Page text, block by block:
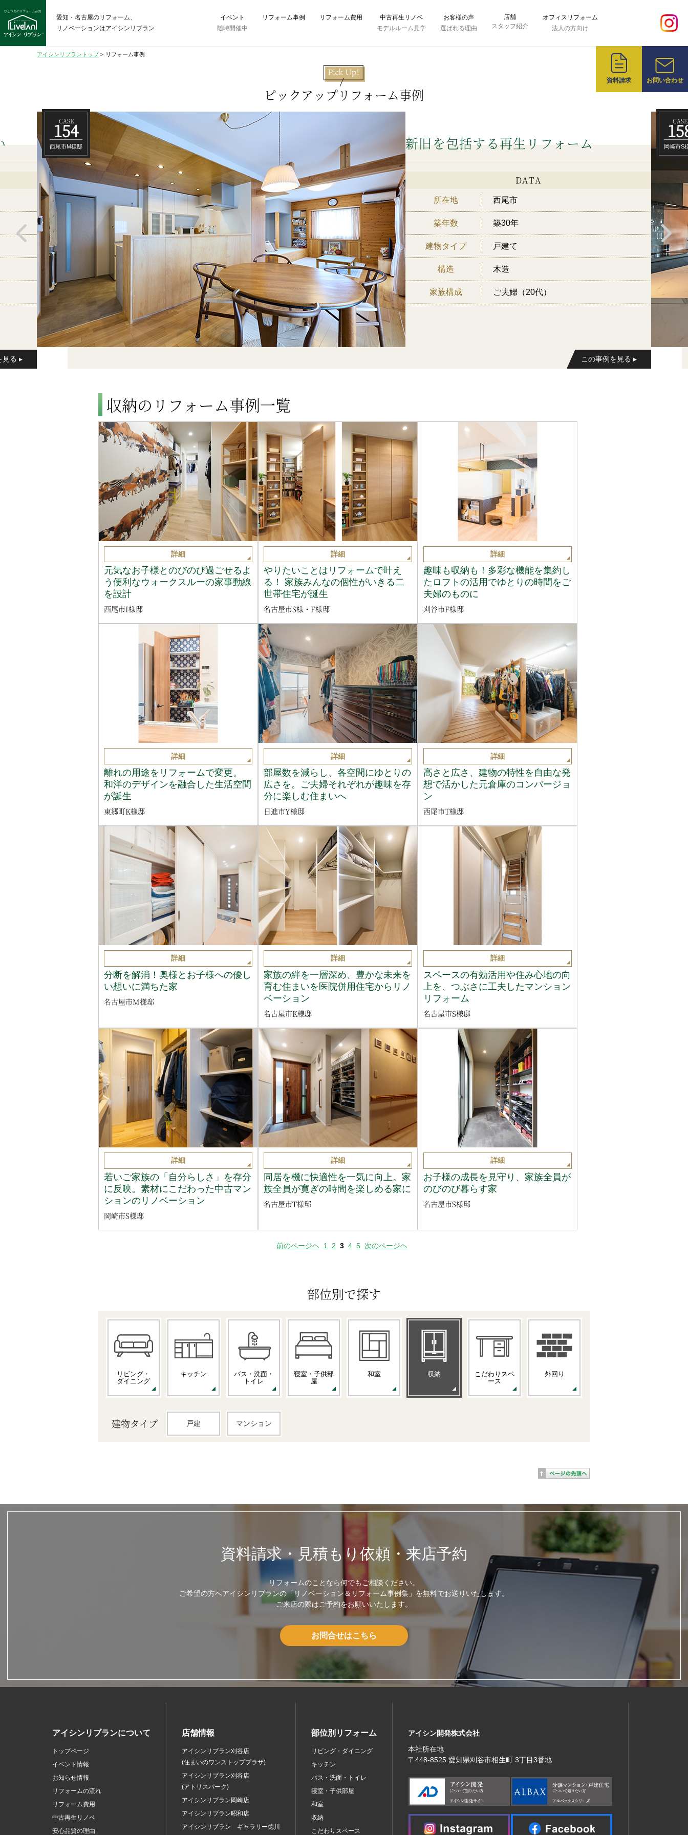
愛知・名古屋のリフォーム、
リノベーションはアイシンリブラン
イベント
随時開催中
リフォーム事例 リフォーム費用
中古再生リノベ
モデルルーム見学
お客様の声
選ばれる理由
店舗
スタッフ紹介
オフィスリフォーム
法人の方向け
資料請求 お問い合わせ
アイシンリブラントップ> リフォーム事例
ピックアップリフォーム事例
CASE
154
西尾市M様邸 新旧を包括する再生リフォーム
DATA
所在地 西尾市
築年数 築30年
建物タイプ 戸建て
構造 木造
家族構成 ご夫婦（20代）
CASE
岡崎市S
部位別で探す
リビング・
ダイニング
キッチン
バス・洗面・
トイレ
寝室・子供部
屋
和室 収納
こだわりスペ
ース
外回り
建物タイプ 戸建 マンション
収納のリフォーム事例一覧
詳細
元気なお子様とのびのび過ごせるよ
う便利なウォークスルーの家事動線
を設計
西尾市I様邸
詳細
やりたいことはリフォームで叶え
る！ 家族みんなの個性がいきる二
世帯住宅が誕生
名古屋市S様・F様邸
詳細
趣味も収納も！多彩な機能を集約し
たロフトの活用でゆとりの時間をご
夫婦のものに
刈谷市F様邸
詳細
離れの用途をリフォームで変更。
和洋のデザインを融合した生活空間
が誕生
東郷町K様邸
詳細
部屋数を減らし、各空間にゆとりの
広さを。ご夫婦それぞれが趣味を存
分に楽しむ住まいへ
日進市Y様邸
詳細
高さと広さ、建物の特性を自由な発
想で活かした元倉庫のコンバージョ
ン
西尾市T様邸
詳細
分断を解消！奥様とお子様への優し
い想いに満ちた家
名古屋市M様邸
詳細
家族の絆を一層深め、豊かな未来を
育む住まいを医院併用住宅からリノ
ベーション
名古屋市K様邸
詳細
スペースの有効活用や住み心地の向
上を、つぶさに工夫したマンション
リフォーム
名古屋市S様邸
詳細
若いご家族の「自分らしさ」を存分
に反映。素材にこだわった中古マン
ションのリノベーション
岡崎市S様邸
詳細
同居を機に快適性を一気に向上。家
族全員が寛ぎの時間を楽しめる家に
名古屋市T様邸
詳細
お子様の成長を見守り、家族全員が
のびのび暮らす家
名古屋市S様邸
前のページヘ 1 2 3 4 5 次のページヘ
資料請求・見積もり依頼・来店予約
リフォームのことなら何でもご相談ください。
ご希望の方へアイシンリブランの「リノベーション＆リフォーム事例集」を無料でお送りいたします。
ご来店の際はご予約をお願いいたします。
お問合せはこちら
アイシンリブランについて
トップページ
イベント情報
お知らせ情報
リフォームの流れ
リフォーム費用
中古再生リノベ
安心品質の理由
店舗情報
アイシンリブラン刈谷店
(住まいのワンストッププラザ)
アイシンリブラン刈谷店
(アトリスパーク)
アイシンリブラン岡崎店
アイシンリブラン昭和店
アイシンリブラン ギャラリー徳川
部位別リフォーム
リビング・ダイニング
キッチン
バス・洗面・トイレ
寝室・子供部屋
和室
収納
こだわりスペース
アイシン開発株式会社
本社所在地
〒448‐8525 愛知県刈谷市相生町 3丁目3番地